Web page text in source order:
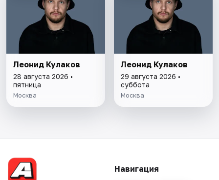
Леонид Кулаков
28 августа 2026 •
пятница
Москва
Леонид Кулаков
29 августа 2026 •
суббота
Москва
Навигация